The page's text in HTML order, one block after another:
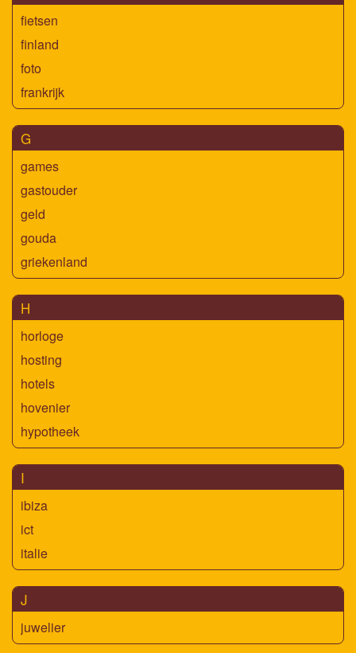
fietsen
finland
foto
frankrijk
G
games
gastouder
geld
gouda
griekenland
H
horloge
hosting
hotels
hovenier
hypotheek
I
ibiza
ict
italie
J
juwelier